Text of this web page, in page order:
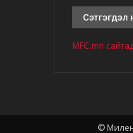
MFC.mn
©